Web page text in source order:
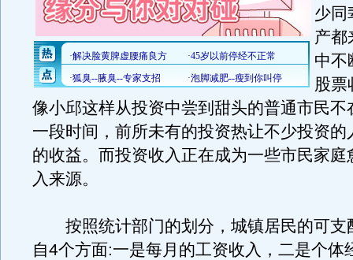
少同
产都
中不
股票
像小邱这样从投资中尝到甜头的普通市民不
一段时间，前所未有的投资热让不少投资的
的收益。而投资收入正在成为一些市民家庭
入来源。
按照统计部门的划分，城镇居民的可支
自4个方面:一是每月的工资收入，二是个体